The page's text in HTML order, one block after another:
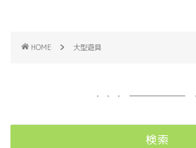
HOME 大型遊具
検索